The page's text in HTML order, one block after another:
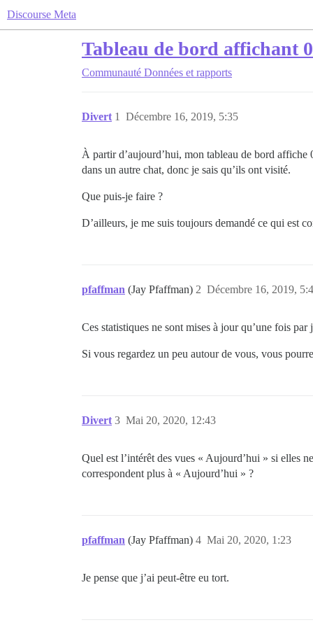
Discourse Meta
Tableau de bord affichant
Communauté Données et rapports
Divert Décembre 16, 2019, 5:35
1
À partir d’aujourd’hui, mon tableau de bord affiche
dans un autre chat, donc je sais qu’ils ont visité.
Que puis-je faire ?
D’ailleurs, je me suis toujours demandé ce qui est
pfaffman (Jay Pfaffman) Décembre 16, 2019,
2
Ces statistiques ne sont mises à jour qu’une fois par
Si vous regardez un peu autour de vous, vous
Divert Mai 20, 2020, 12:43
3
Quel est l’intérêt des vues « Aujourd’hui » si elles
correspondent plus à « Aujourd’hui » ?
pfaffman (Jay Pfaffman) Mai 20, 2020, 1:23
4
Je pense que j’ai peut-être eu tort.